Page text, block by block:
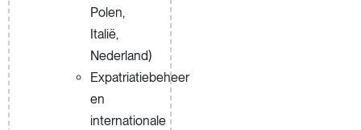
Polen,
Italië,
Nederland)
Expatriatiebeheer
en
internationale